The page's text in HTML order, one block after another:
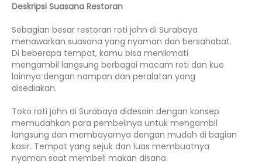
Deskripsi Suasana Restoran
Sebagian besar restoran roti john di Surabaya
menawarkan suasana yang nyaman dan bersahabat.
Di beberapa tempat, kamu bisa menikmati
mengambil langsung berbagai macam roti dan kue
lainnya dengan nampan dan peralatan yang
disediakan.
Toko roti john di Surabaya didesain dengan konsep
memudahkan para pembelinya untuk mengambil
langsung dan membayarnya dengan mudah di bagian
kasir. Tempat yang sejuk dan luas membuatnya
nyaman saat membeli makan disana.